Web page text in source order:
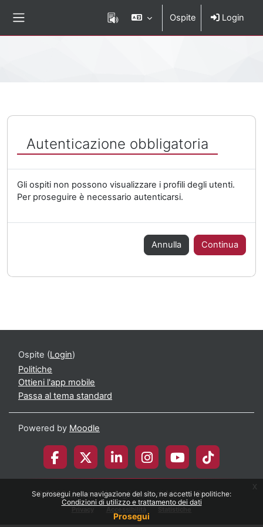
Se prosegui nella navigazione del sito, ne accetti le politiche:
Condizioni di utilizzo e trattamento dei dati
Prosegui
x
Ospite Login
Autenticazione obbligatoria
Gli ospiti non possono visualizzare i profili degli utenti.
Per proseguire è necessario autenticarsi.
Annulla Continua
Ospite (Login)
Politiche
Ottieni l'app mobile
Passa al tema standard
Powered by Moodle
© 2026 Università degli Studi di Milano-Bicocca